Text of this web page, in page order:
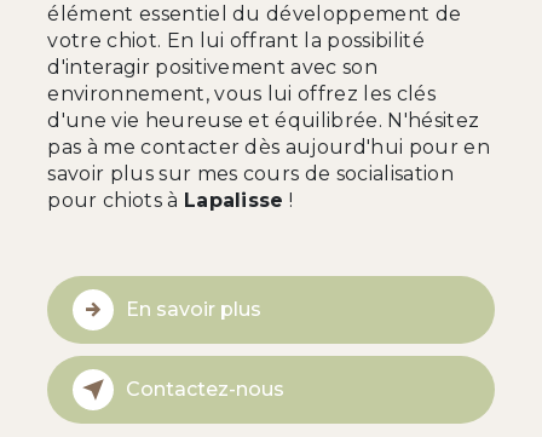
élément essentiel du développement de
votre chiot. En lui offrant la possibilité
d'interagir positivement avec son
environnement, vous lui offrez les clés
d'une vie heureuse et équilibrée. N'hésitez
pas à me contacter dès aujourd'hui pour en
savoir plus sur mes cours de socialisation
pour chiots à Lapalisse !
En savoir plus
Contactez-nous